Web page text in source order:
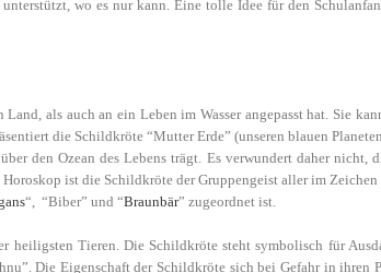
wo es nur kann. Eine tolle Idee für den
als auch an ein Leben im Wasser angepasst hat. Sie
die Schildkröte “Mutter Erde” (unseren blauen
den Ozean des Lebens trägt. Es verwundert daher
ist die Schildkröte der Gruppengeist aller im
“, “Biber” und “Braunbär” zugeordnet ist.
Tieren. Die Schildkröte steht symbolisch für
Die Eigenschaft der Schildkröte sich bei Gefahr in ihren